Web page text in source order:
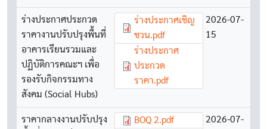
ร่างประกาศประกวด
ราคางานปรับปรุงพื้นที่
อาคารเรียนรวมและ
ปฏิบัติการคณะฯ เพื่อ
รองรับกิจกรรมทาง
สังคม (Social Hubs)
Document
ร่างประกาศเชิญ
ชวน.pdf
Document
ร่างประกาศ
ประกวด
ราคา.pdf
2026-07-
15
ราคากลางงานปรับปรุง
Document
BOQ 2.pdf
2026-07-